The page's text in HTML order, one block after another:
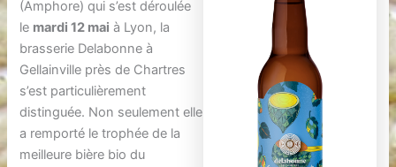
(Amphore) qui s’est déroulée
le mardi 12 mai à Lyon, la
brasserie Delabonne à
Gellainville près de Chartres
s’est particulièrement
distinguée. Non seulement elle
a remporté le trophée de la
meilleure bière bio du